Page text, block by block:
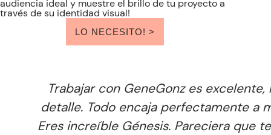
audiencia ideal y muestre el brillo de tu proyecto a
través de su identidad visual!
LO NECESITO! >
con tu
Gene es una persona súper
explicó con detalle cada
Gene ♥️ gracias por darle vida